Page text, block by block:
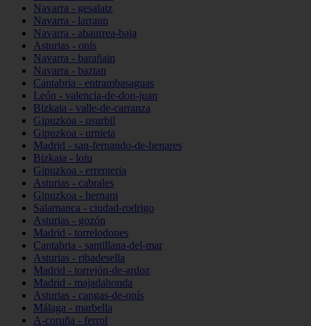
Navarra - gesalatz
Navarra - larraun
Navarra - abaurrea-baja
Asturias - onís
Navarra - barañain
Navarra - baztan
Cantabria - entrambasaguas
León - valencia-de-don-juan
Bizkaia - valle-de-carranza
Gipuzkoa - usurbil
Gipuzkoa - urnieta
Madrid - san-fernando-de-henares
Bizkaia - loiu
Gipuzkoa - errenteria
Asturias - cabrales
Gipuzkoa - hernani
Salamanca - ciudad-rodrigo
Asturias - gozón
Madrid - torrelodones
Cantabria - santillana-del-mar
Asturias - ribadesella
Madrid - torrejón-de-ardoz
Madrid - majadahonda
Asturias - cangas-de-onís
Málaga - marbella
A-coruña - ferrol